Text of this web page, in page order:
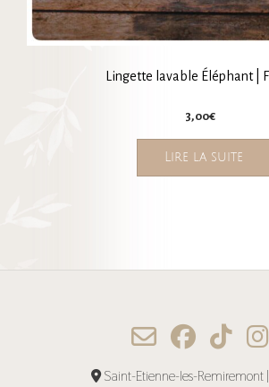
Lingette lavable Éléphant |
3,00€
Lire la suite
Saint-Etienne-les-Remiremont